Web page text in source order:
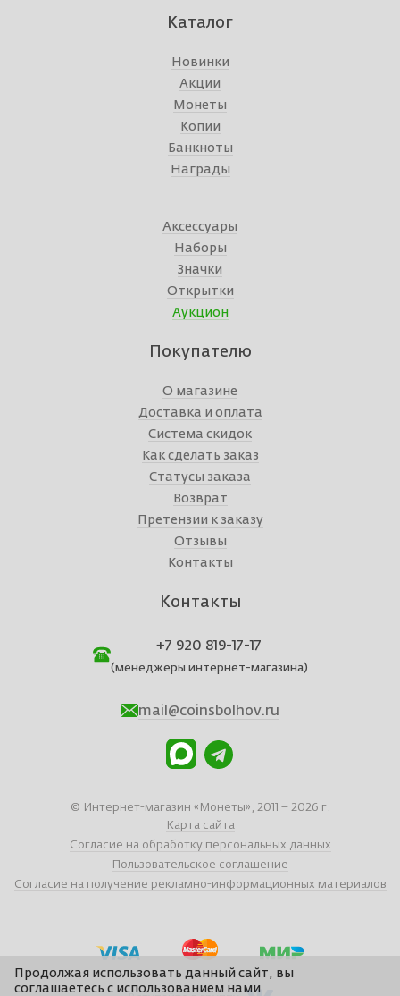
Каталог
Новинки
Акции
Монеты
Копии
Банкноты
Награды
Аксессуары
Наборы
Значки
Открытки
Аукцион
Покупателю
О магазине
Доставка и оплата
Система скидок
Как сделать заказ
Статусы заказа
Возврат
Претензии к заказу
Отзывы
Контакты
Контакты
+7 920 819-17-17
(менеджеры интернет-магазина)
mail@coinsbolhov.ru
© Интернет-магазин «Монеты», 2011 – 2026 г.
Карта сайта
Согласие на обработку персональных данных
Пользовательское соглашение
Согласие на получение рекламно-информационных материалов
Продолжая использовать данный сайт, вы
соглашаетесь с использованием нами